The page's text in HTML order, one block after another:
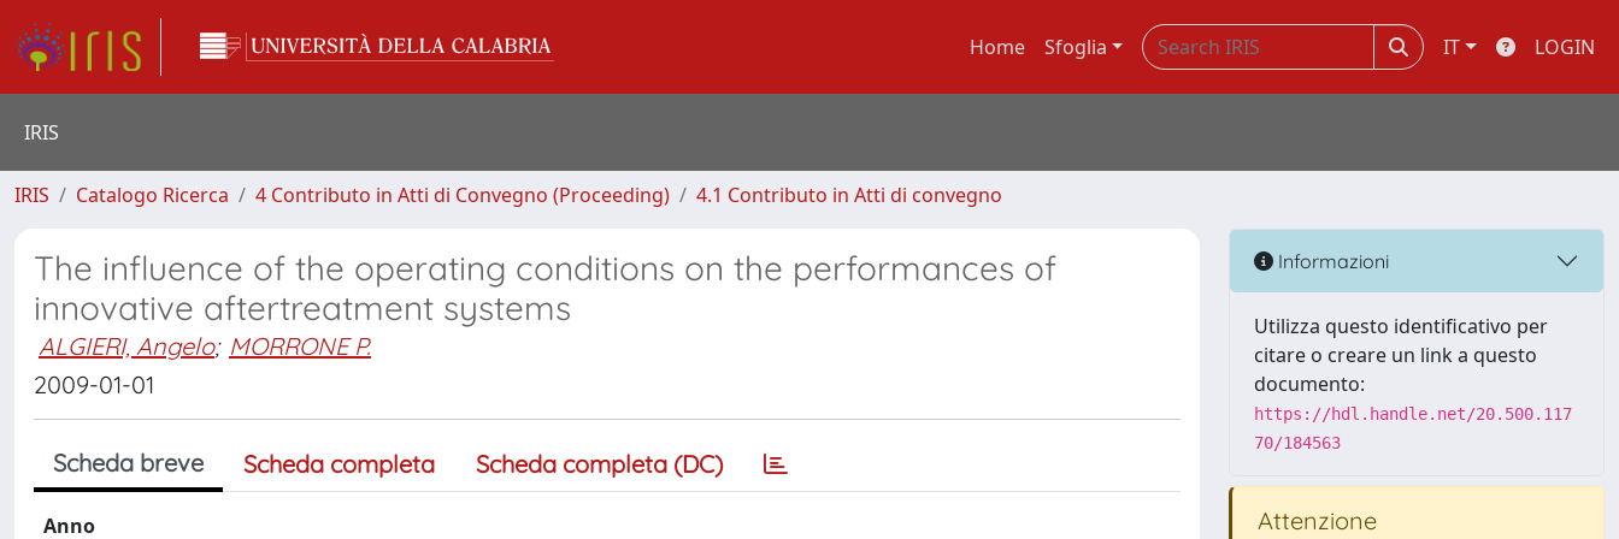
Home Sfoglia IT LOGIN
IRIS
IRIS Catalogo Ricerca 4 Contributo in Atti di Convegno (Proceeding) 4.1 Contributo in Atti di convegno
The influence of the operating conditions on the performances of
innovative aftertreatment systems
ALGIERI, Angelo; MORRONE P.
2009-01-01
Scheda breve Scheda completa Scheda completa (DC)
Anno
Informazioni
Utilizza questo identificativo per
citare o creare un link a questo
documento:
https://hdl.handle.net/20.500.117
70/184563
Attenzione